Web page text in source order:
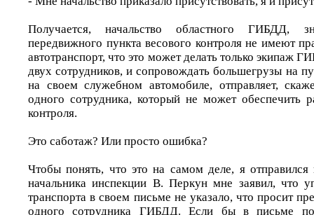
Получается, начальство областного ГИБДД,
передвижного пункта весового контроля не имеют
автотранспорт, что это может делать только экипаж
двух сотрудников, и сопровождать большегрузы на
на своем служебном автомобиле, отправляет,
одного сотрудника, который не может обеспечить
контроля.
Это саботаж? Или просто ошибка?
Чтобы понять, что это на самом деле, я
начальника инспекции В. Перкун мне заявил, что
транспорта в своем письме не указало, что просит
одного сотрудника ГИБДД. Если бы в письме